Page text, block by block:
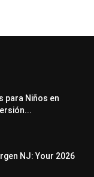
para Niños en
NJ: Your 2026